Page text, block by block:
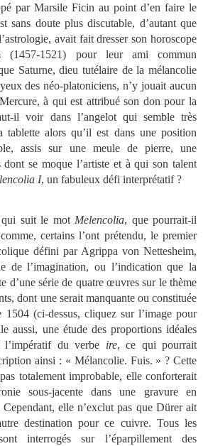
par Marsile Ficin au point d’en faire le
sans doute plus discutable, d’autant que
avait fait dresser son horoscope
(1457-1521) pour leur ami commun
Saturne, dieu tutélaire de la mélancolie
des néo-platoniciens, n’y jouait aucun
à qui est attribué son don pour la
il voir dans l’angelot qui semble très
tablette alors qu’il est dans une position
assis sur une meule de pierre, une
dont se moque l’artiste et à qui son talent
I, un fabuleux défi interprétatif ?
suit le mot Melencolia, que pourrait-il
certains l’ont prétendu, le premier
défini par Agrippa von Nettesheim,
de l’imagination, ou l’indication que la
d’une série de quatre œuvres sur le thème
dont une serait manquante ou constituée
1504 (ci-dessus, cliquez sur l’image pour
aussi, une étude des proportions idéales
du verbe ire, ce qui pourrait
ainsi : « Mélancolie. Fuis. » ? Cette
totalement improbable, elle conforterait
sous-jacente dans une gravure en
Cependant, elle n’exclut pas que Dürer ait
destination pour ce cuivre. Tous les
interrogés sur l’éparpillement des